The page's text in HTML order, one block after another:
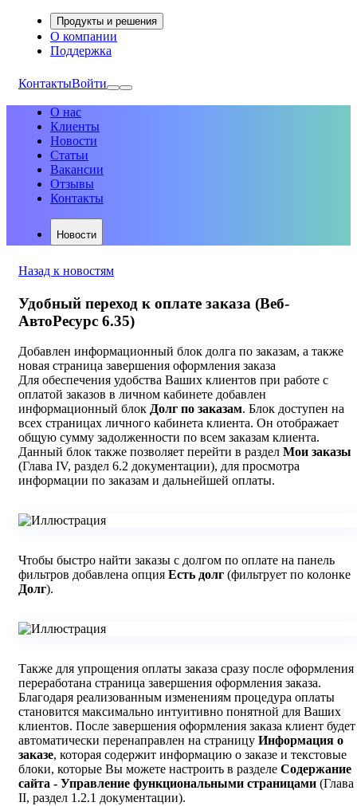
Продукты и решения
О компании
Поддержка
КонтактыВойти
О нас
Клиенты
Новости
Статьи
Вакансии
Отзывы
Контакты
Новости
Назад к новостям
Удобный переход к оплате заказа (Веб-
АвтоРесурс 6.35)
Добавлен информационный блок долга по заказам, а также
новая страница завершения оформления заказа
Для обеспечения удобства Ваших клиентов при работе с
оплатой заказов в личном кабинете добавлен
информационный блок Долг по заказам. Блок доступен на
всех страницах личного кабинета клиента. Он отображает
общую сумму задолженности по всем заказам клиента.
Данный блок также позволяет перейти в раздел Мои заказы
(Глава IV, раздел 6.2 документации), для просмотра
информации по заказам и дальнейшей оплаты.
Чтобы быстро найти заказы с долгом по оплате на панель
фильтров добавлена опция Есть долг (фильтрует по колонке
Долг).
Также для упрощения оплаты заказа сразу после оформления
переработана страница завершения оформления заказа.
Благодаря реализованным изменениям процедура оплаты
становится максимально интуитивно понятной для Ваших
клиентов. После завершения оформления заказа клиент будет
автоматически перенаправлен на страницу Информация о
заказе, которая содержит информацию о заказе и текстовые
блоки, которые Вы можете настроить в разделе Содержание
сайта - Управление функциональными страницами (Глава
II, раздел 1.2.1 документации).